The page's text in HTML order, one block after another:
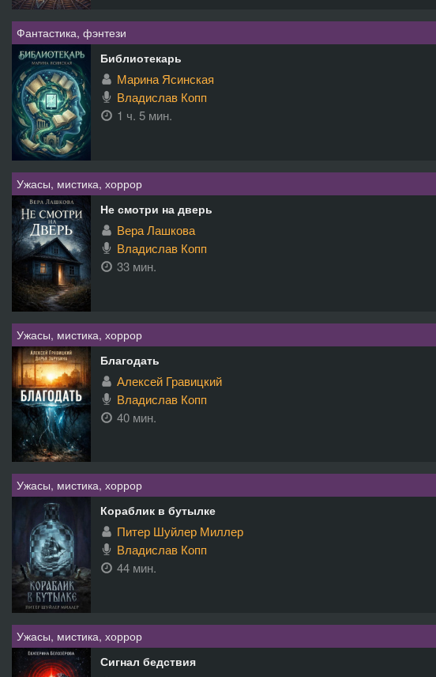
Фантастика, фэнтези
Библиотекарь
Марина Ясинская
Владислав Копп
1 ч. 5 мин.
Ужасы, мистика, хоррор
Не смотри на дверь
Вера Лашкова
Владислав Копп
33 мин.
Ужасы, мистика, хоррор
Благодать
Алексей Гравицкий
Владислав Копп
40 мин.
Ужасы, мистика, хоррор
Кораблик в бутылке
Питер Шуйлер Миллер
Владислав Копп
44 мин.
Ужасы, мистика, хоррор
Сигнал бедствия